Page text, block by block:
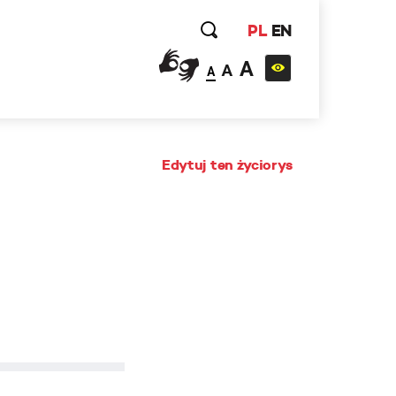
PL EN
A A A
Edytuj ten życiorys